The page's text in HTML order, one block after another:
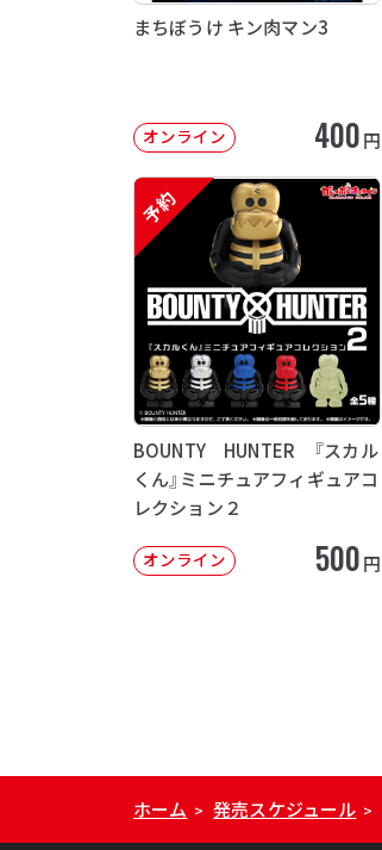
まちぼうけ キン肉マン3
オンライン 400円
予約
BOUNTY HUNTER 『スカル
くん』ミニチュアフィギュアコ
レクション２
オンライン 500円
ホーム > 発売スケジュール >